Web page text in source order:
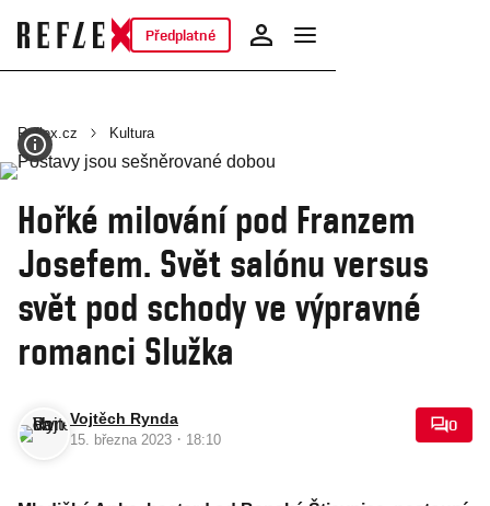
Předplatné
Reflex.cz Kultura
Hořké milování pod Franzem
Josefem. Svět salónu versus
svět pod schody ve výpravné
romanci Služka
Vojtěch Rynda
15. března 2023 · 18:10
0